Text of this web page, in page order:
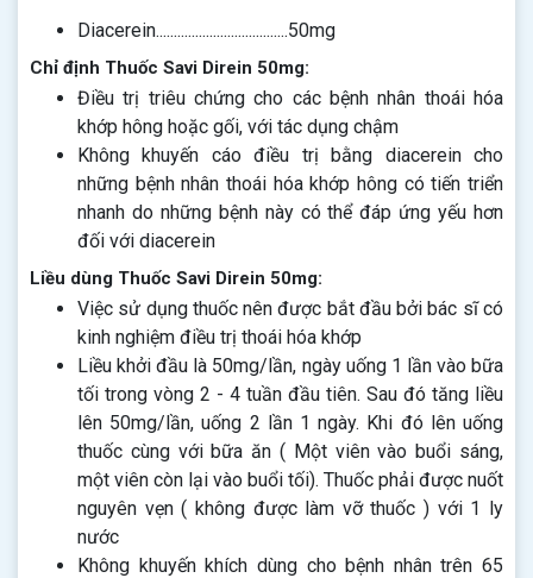
Diacerein.....................................50mg
Chỉ định Thuốc Savi Direin 50mg:
Điều trị triêu chứng cho các bệnh nhân thoái hóa
khớp hông hoặc gối, với tác dụng chậm
Không khuyến cáo điều trị bằng diacerein cho
những bệnh nhân thoái hóa khớp hông có tiến triển
nhanh do những bệnh này có thể đáp ứng yếu hơn
đối với diacerein
Liều dùng Thuốc Savi Direin 50mg:
Việc sử dụng thuốc nên được bắt đầu bởi bác sĩ có
kinh nghiệm điều trị thoái hóa khớp
Liều khởi đầu là 50mg/lần, ngày uống 1 lần vào bữa
tối trong vòng 2 - 4 tuần đầu tiên. Sau đó tăng liều
lên 50mg/lần, uống 2 lần 1 ngày. Khi đó lên uống
thuốc cùng với bữa ăn ( Một viên vào buổi sáng,
một viên còn lại vào buổi tối). Thuốc phải được nuốt
nguyên vẹn ( không được làm vỡ thuốc ) với 1 ly
nước
Không khuyến khích dùng cho bệnh nhân trên 65